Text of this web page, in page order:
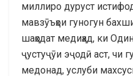
миллиро дуруст
мавзӯъҳои гуногун
шаҳодат медиҳад, ки
ҷустуҷӯи эҷодӣ аст, чи
медонад, услуби